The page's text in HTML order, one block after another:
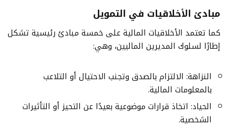
مبادئ الأخلاقيات في التمويل
كما تعتمد الأخلاقيات المالية على خمسة مبادئ رئيسية تشكل
إطارًا لسلوك المديرين الماليين، وهي:
النزاهة: الالتزام بالصدق وتجنب الاحتيال أو التلاعب
بالمعلومات المالية.
الحياد: اتخاذ قرارات موضوعية بعيدًا عن التحيز أو التأثيرات
الشخصية.